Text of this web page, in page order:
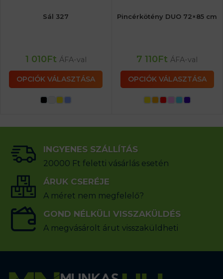
Sál 327
1 010Ft ÁFA-val
OPCIÓK VÁLASZTÁSA
Pincérkötény DUO 72×85 cm
7 110Ft ÁFA-val
OPCIÓK VÁLASZTÁSA
INGYENES SZÁLLÍTÁS
20000 Ft feletti vásárlás esetén
ÁRUK CSERÉJE
A méret nem megfelelő?
GOND NÉLKÜLI VISSZAKÜLDÉS
A megvásárolt árut visszaküldheti